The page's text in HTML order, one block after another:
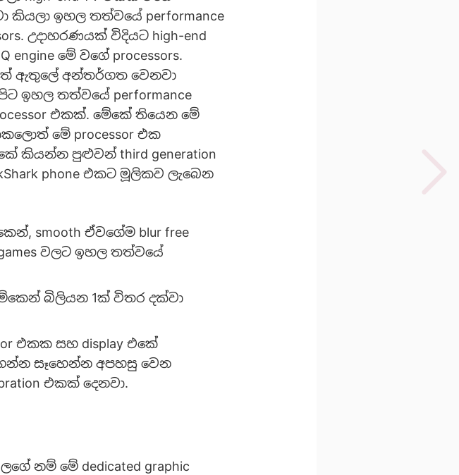
ඉහල තත්වයේ performance
උදාහරණයක් විදියට high-end
engine මේ වගේ processors.
ඇතුලේ අන්තර්ගත වෙනවා
ඉහල තත්වයේ performance
එකක්. මේකේ තියෙන මේ
මේ processor එක
කියන්න පුළුවන් third generation
phone එකට මූලිකව ලැබෙන
smooth ඒවගේම blur free
වලට ඉහල තත්වයේ
මේකෙන් බිලියන 1ක් විතර දක්වා
එකක සහ display එකේ
සෑහෙන්න අපහසු වෙන
එකක් දෙනවා.
නම් මේ dedicated graphic